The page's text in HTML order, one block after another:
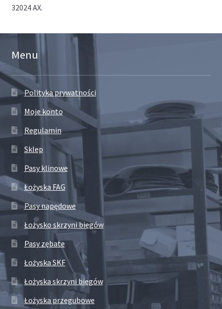
32024 AX.
Menu
Polityka prywatności
Moje konto
Regulamin
Sklep
Pasy klinowe
Łożyska FAG
Pasy napędowe
Łożysko skrzyni biegów
Pasy zębate
Łożyska SKF
Łożyska skrzyni biegów
Łożyska przegubowe